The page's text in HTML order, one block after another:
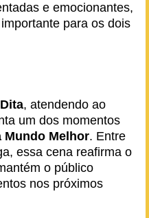
e emocionantes,
para os dois
Dita, atendendo ao
um dos momentos
Mundo Melhor. Entre
essa cena reafirma o
o público
nos próximos